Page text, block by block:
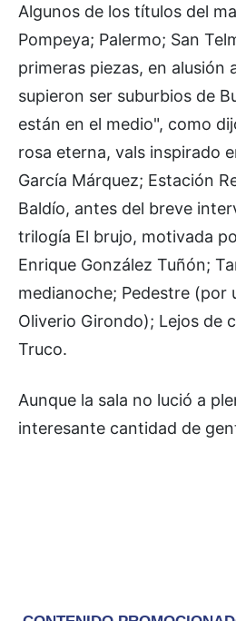
Algunos de los títulos del
Pompeya; Palermo; San
primeras piezas, en alusión
supieron ser suburbios de
están en el medio", como
rosa eterna, vals inspirado
García Márquez; Estación
Baldío, antes del breve
trilogía El brujo, motivada
Enrique González Tuñón;
medianoche; Pedestre (por
Oliverio Girondo); Lejos de
Truco.
Aunque la sala no lució a
interesante cantidad de